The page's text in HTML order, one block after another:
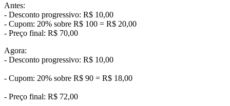
Antes:
- Desconto progressivo: R$ 10,00
- Cupom: 20% sobre R$ 100 = R$ 20,00
- Preço final: R$ 70,00
Agora:
- Desconto progressivo: R$ 10,00
- Cupom: 20% sobre R$ 90 = R$ 18,00
- Preço final: R$ 72,00